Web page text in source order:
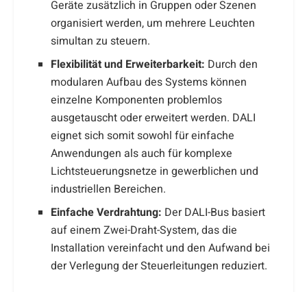
Geräte zusätzlich in Gruppen oder Szenen
organisiert werden, um mehrere Leuchten
simultan zu steuern.
Flexibilität und Erweiterbarkeit: Durch den
modularen Aufbau des Systems können
einzelne Komponenten problemlos
ausgetauscht oder erweitert werden. DALI
eignet sich somit sowohl für einfache
Anwendungen als auch für komplexe
Lichtsteuerungsnetze in gewerblichen und
industriellen Bereichen.
Einfache Verdrahtung: Der DALI-Bus basiert
auf einem Zwei-Draht-System, das die
Installation vereinfacht und den Aufwand bei
der Verlegung der Steuerleitungen reduziert.